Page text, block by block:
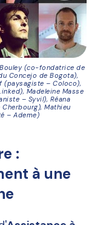
(co-fondatrice de
Concejo de Bogota),
(paysagiste – Coloco),
Madeleine Masse
– Syvil), Réana
Cherbourg), Mathieu
– Ademe)
:
à une